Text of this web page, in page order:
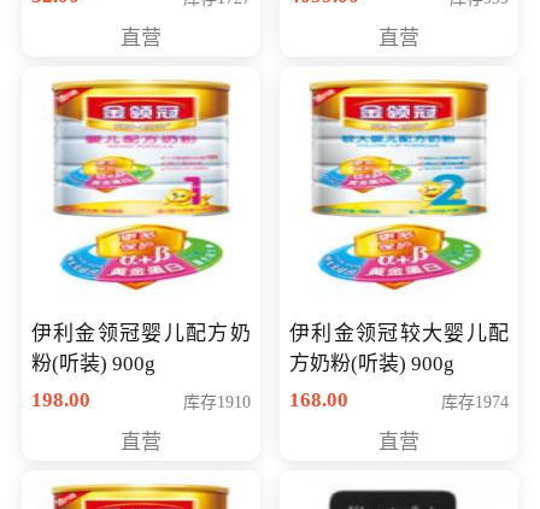
直营 直营
伊利金领冠婴儿配方奶
粉(听装) 900g
198.00
库存1910
直营
伊利金领冠较大婴儿配
方奶粉(听装) 900g
168.00
库存1974
直营